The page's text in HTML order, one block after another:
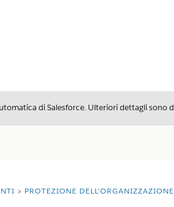
di Salesforce. Ulteriori dettagli sono
PROTEZIONE